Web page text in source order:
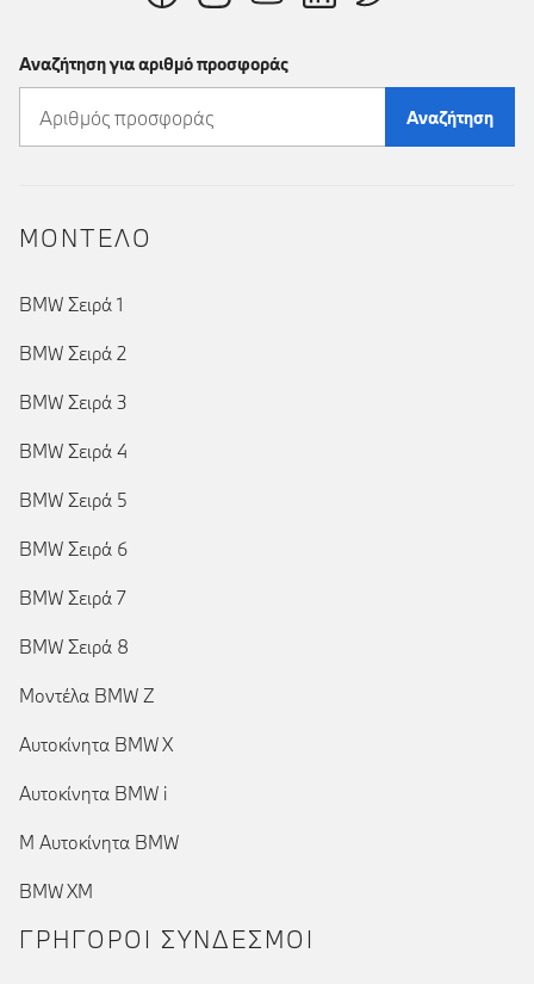
Αναζήτηση για αριθμό προσφοράς
Αναζήτηση
ΜΟΝΤΕΛΟ
BMW Σειρά 1
BMW Σειρά 2
BMW Σειρά 3
BMW Σειρά 4
BMW Σειρά 5
BMW Σειρά 6
BMW Σειρά 7
BMW Σειρά 8
Μοντέλα BMW Z
Αυτοκίνητα BMW X
Αυτοκίνητα BMW i
Μ Αυτοκίνητα BMW
BMW XM
ΓΡΉΓΟΡΟΙ ΣΎΝΔΕΣΜΟΙ